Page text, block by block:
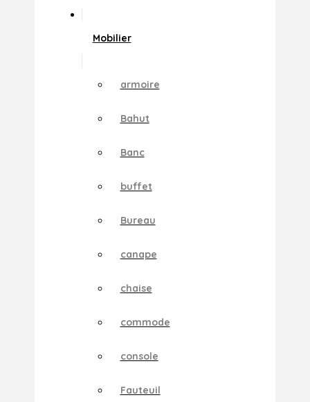
Mobilier
armoire
Bahut
Banc
buffet
Bureau
canape
chaise
commode
console
Fauteuil